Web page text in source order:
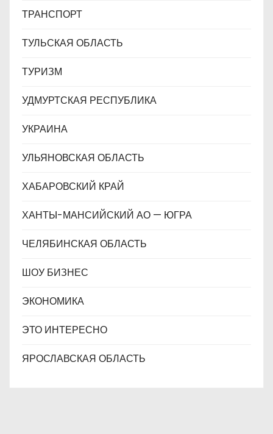
ТРАНСПОРТ
ТУЛЬСКАЯ ОБЛАСТЬ
ТУРИЗМ
УДМУРТСКАЯ РЕСПУБЛИКА
УКРАИНА
УЛЬЯНОВСКАЯ ОБЛАСТЬ
ХАБАРОВСКИЙ КРАЙ
ХАНТЫ-МАНСИЙСКИЙ АО — ЮГРА
ЧЕЛЯБИНСКАЯ ОБЛАСТЬ
ШОУ БИЗНЕС
ЭКОНОМИКА
ЭТО ИНТЕРЕСНО
ЯРОСЛАВСКАЯ ОБЛАСТЬ